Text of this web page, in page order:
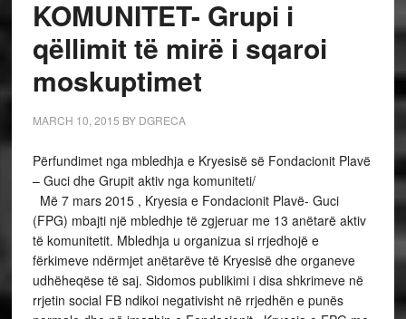
KOMUNITET- Grupi i
qëllimit të mirë i sqaroi
moskuptimet
MARCH 10, 2015 BY DGRECA
Përfundimet nga mbledhja e Kryesisë së Fondacionit Plavë
– Guci dhe Grupit aktiv nga komuniteti/
Më 7 mars 2015 , Kryesia e Fondacionit Plavë- Guci
(FPG) mbajti një mbledhje të zgjeruar me 13 anëtarë aktiv
të komunitetit. Mbledhja u organizua si rrjedhojë e
fërkimeve ndërmjet anëtarëve të Kryesisë dhe organeve
udhëheqëse të saj. Sidomos publikimi i disa shkrimeve në
rrjetin social FB ndikoi negativisht në rrjedhën e punës